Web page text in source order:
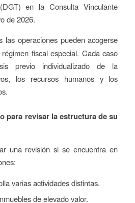
en la Consulta Vinculante
de 2026.
operaciones pueden acogerse
fiscal especial. Cada caso
previo individualizado de la
los recursos humanos y los
para revisar la estructura de su
una revisión si se encuentra en
varias actividades distintas.
de elevado valor.